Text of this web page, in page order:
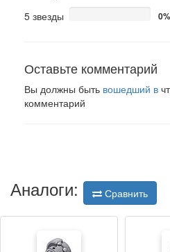
5 звезды 0%
Оставьте комментарий
Вы должны быть вошедший в
комментарий
Аналоги: Сравнить